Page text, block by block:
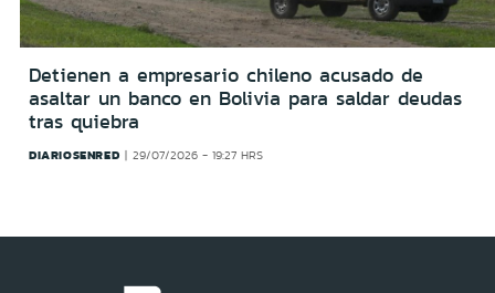
Detienen a empresario chileno acusado de
asaltar un banco en Bolivia para saldar deudas
tras quiebra
DIARIOSENRED 29/07/2026 - 19:27 HRS